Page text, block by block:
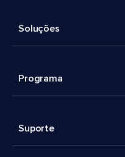
Soluções
Programa
Suporte